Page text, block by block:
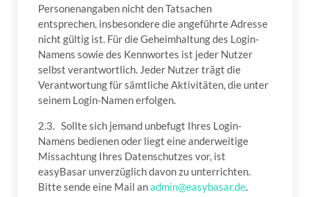
Personenangaben nicht den Tatsachen
entsprechen, insbesondere die angeführte Adresse
nicht gültig ist. Für die Geheimhaltung des Login-
Namens sowie des Kennwortes ist jeder Nutzer
selbst verantwortlich. Jeder Nutzer trägt die
Verantwortung für sämtliche Aktivitäten, die unter
seinem Login-Namen erfolgen.
2.3. Sollte sich jemand unbefugt Ihres Login-
Namens bedienen oder liegt eine anderweitige
Missachtung Ihres Datenschutzes vor, ist
easyBasar unverzüglich davon zu unterrichten.
Bitte sende eine Mail anadmin@easybasar.de.